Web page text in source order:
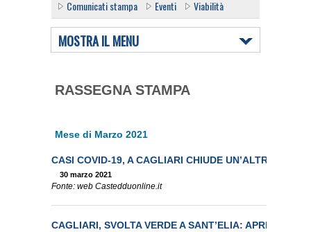
Comunicati stampa Eventi Viabilità
MOSTRA IL MENU
RASSEGNA STAMPA
Mese di Marzo 2021
CASI COVID-19, A CAGLIARI CHIUDE UN’ALTRA
30 marzo 2021
Fonte: web Castedduonline.it
CAGLIARI, SVOLTA VERDE A SANT’ELIA: APRE IL